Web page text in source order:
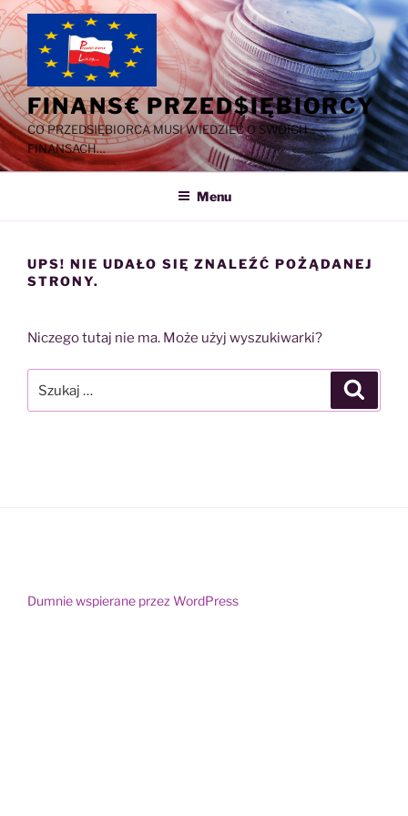
Przejdź
do
treści
FINANS€ PRZED$IĘBIORCY
CO PRZEDSIĘBIORCA MUSI WIEDZIEĆ O SWOICH
FINANSACH…
Menu
UPS! NIE UDAŁO SIĘ ZNALEŹĆ POŻĄDANEJ
STRONY.
Niczego tutaj nie ma. Może użyj wyszukiwarki?
Dumnie wspierane przez WordPress